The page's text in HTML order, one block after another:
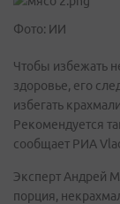
Фото: ИИ
Чтобы избежать
здоровье, его
избегать
Рекомендуется
сообщает РИА
Эксперт Андрей
порция,